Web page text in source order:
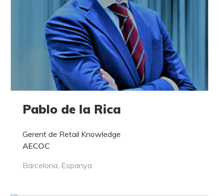
Pablo de la Rica
Gerent de Retail Knowledge
AECOC
Barcelona, Espanya